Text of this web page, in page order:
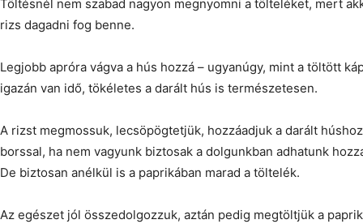
Töltésnél nem szabad nagyon megnyomni a tölteléket, mert
rizs dagadni fog benne.
Legjobb apróra vágva a hús hozzá – ugyanúgy, mint a töltött
igazán van idő, tökéletes a darált hús is természetesen.
A rizst megmossuk, lecsöpögtetjük, hozzáadjuk a darált
borssal, ha nem vagyunk biztosak a dolgunkban adhatunk
De biztosan anélkül is a paprikában marad a töltelék.
Az egészet jól összedolgozzuk, aztán pedig megtöltjük a